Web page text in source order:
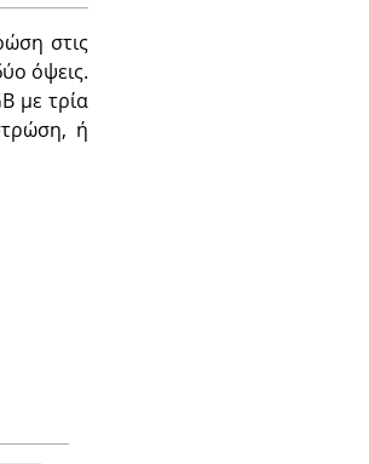
στις
όψεις.
με τρία
ή